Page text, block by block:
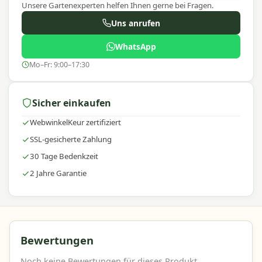
MitMadisonwählen Sie hochwertige
Gartenaccessoires mit einem ausgezeichneten
Preis-Leistungs-Verhältnis. Wir bieten eine große
Auswahl, schnelle Lieferung und fachkundige
Beratung, damit Sie Ihren Außenbereich stilvoll
Unsere Gartenexperten helfen Ihnen gerne bei Fragen.
Uns anrufen
WhatsApp
Mo–Fr: 9:00–17:30
Sicher einkaufen
WebwinkelKeur zertifiziert
SSL-gesicherte Zahlung
30 Tage Bedenkzeit
2 Jahre Garantie
Bewertungen